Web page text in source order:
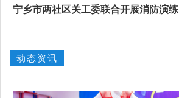
宁乡市两社区关工委联合开展消防演练
动态资讯